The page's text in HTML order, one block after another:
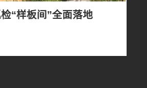
“样板间”全面落地